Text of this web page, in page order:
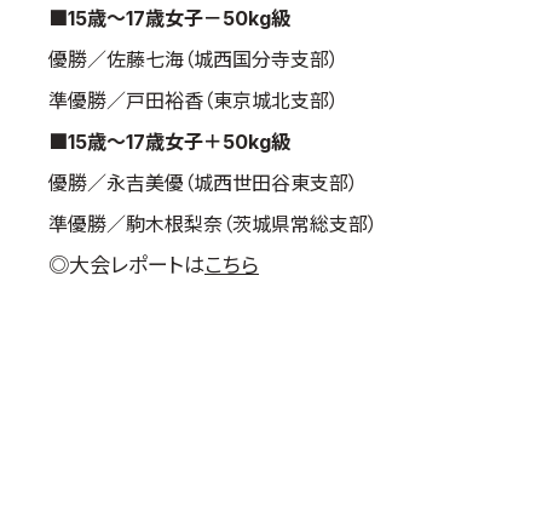
■15歳～17歳女子－50kg級
優勝／佐藤七海（城西国分寺支部）
準優勝／戸田裕香（東京城北支部）
■15歳～17歳女子＋50kg級
優勝／永吉美優（城西世田谷東支部）
準優勝／駒木根梨奈（茨城県常総支部）
◎大会レポートはこちら